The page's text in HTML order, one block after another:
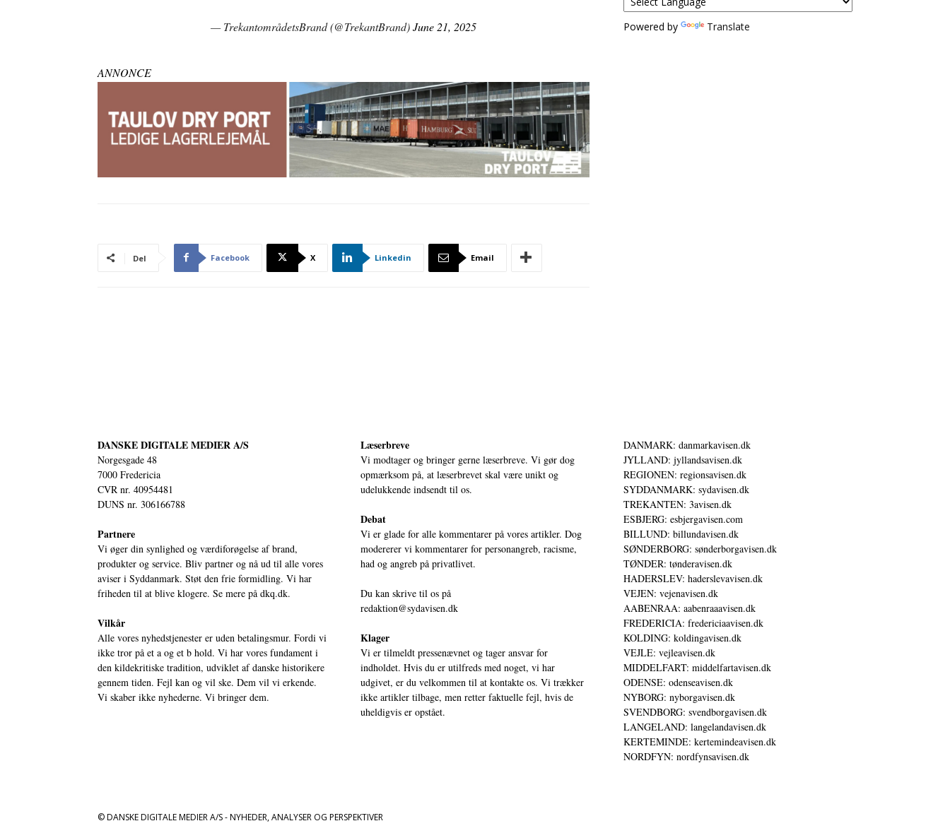
— TrekantområdetsBrand (@TrekantBrand)June 21, 2025
ANNONCE
Del Facebook X Linkedin Email
Powered by Translate
DANSKE DIGITALE MEDIER A/S
Norgesgade 48
7000 Fredericia
CVR nr. 40954481
DUNS nr. 306166788
Partnere
Vi øger din synlighed og værdiforøgelse af brand,
produkter og service. Bliv partner og nå ud til alle vores
aviser i Syddanmark. Støt den frie formidling. Vi har
friheden til at blive klogere. Se mere på dkq.dk.
Vilkår
Alle vores nyhedstjenester er uden betalingsmur. Fordi vi
ikke tror på et a og et b hold. Vi har vores fundament i
den kildekritiske tradition, udviklet af danske historikere
gennem tiden. Fejl kan og vil ske. Dem vil vi erkende.
Vi skaber ikke nyhederne. Vi bringer dem.
Læserbreve
Vi modtager og bringer gerne læserbreve. Vi gør dog
opmærksom på, at læserbrevet skal være unikt og
udelukkende indsendt til os.
Debat
Vi er glade for alle kommentarer på vores artikler. Dog
modererer vi kommentarer for personangreb, racisme,
had og angreb på privatlivet.
Du kan skrive til os på
redaktion@sydavisen.dk
Klager
Vi er tilmeldt pressenævnet og tager ansvar for
indholdet. Hvis du er utilfreds med noget, vi har
udgivet, er du velkommen til at kontakte os. Vi trækker
ikke artikler tilbage, men retter faktuelle fejl, hvis de
uheldigvis er opstået.
DANMARK: danmarkavisen.dk
JYLLAND: jyllandsavisen.dk
REGIONEN: regionsavisen.dk
SYDDANMARK: sydavisen.dk
TREKANTEN: 3avisen.dk
ESBJERG: esbjergavisen.com
BILLUND: billundavisen.dk
SØNDERBORG: sønderborgavisen.dk
TØNDER: tønderavisen.dk
HADERSLEV: haderslevavisen.dk
VEJEN: vejenavisen.dk
AABENRAA: aabenraaavisen.dk
FREDERICIA: fredericiaavisen.dk
KOLDING: koldingavisen.dk
VEJLE: vejleavisen.dk
MIDDELFART: middelfartavisen.dk
ODENSE: odenseavisen.dk
NYBORG: nyborgavisen.dk
SVENDBORG: svendborgavisen.dk
LANGELAND: langelandavisen.dk
KERTEMINDE: kertemindeavisen.dk
NORDFYN: nordfynsavisen.dk
© DANSKE DIGITALE MEDIER A/S - NYHEDER, ANALYSER OG PERSPEKTIVER